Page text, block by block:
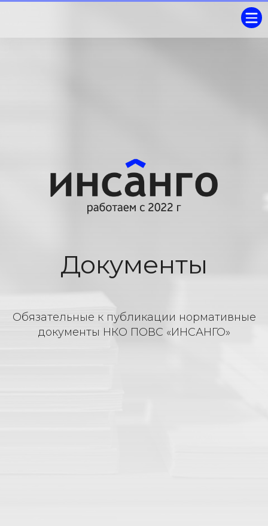
Документы
Обязательные к публикации нормативные
документы НКО ПОВС «ИНСАНГО»